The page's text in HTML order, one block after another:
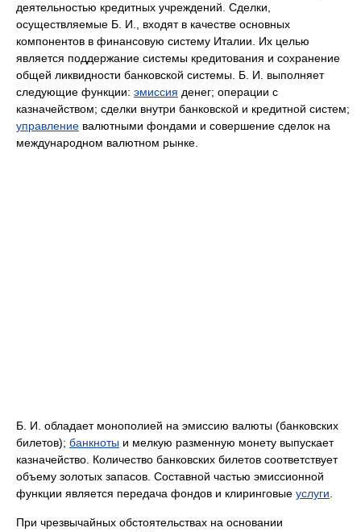
деятельностью кредитных учреждений. Сделки,
осуществляемые Б. И., входят в качестве основных
компонентов в финансовую систему Италии. Их целью
является поддержание системы кредитования и сохранение
общей ликвидности банковской системы. Б. И. выполняет
следующие функции: эмиссия денег; операции с
казначейством; сделки внутри банковской и кредитной систем;
управление валютными фондами и совершение сделок на
международном валютном рынке.
Б. И. обладает монополией на эмиссию валюты (банковских
билетов); банкноты и мелкую разменную монету выпускает
казначейство. Количество банковских билетов соответствует
объему золотых запасов. Составной частью эмиссионной
функции является передача фондов и клиринговые услуги
При чрезвычайных обстоятельствах на основании